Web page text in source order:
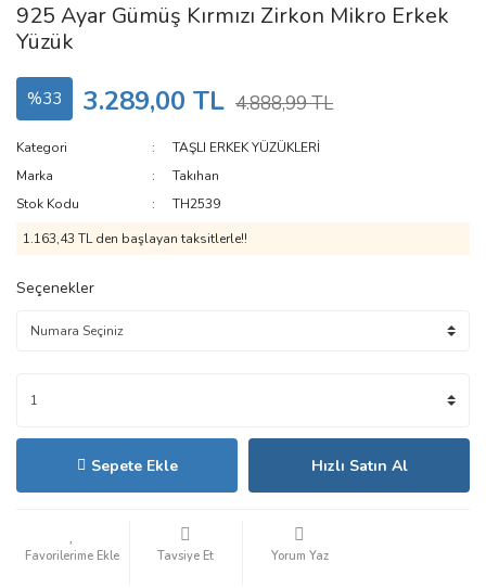
925 Ayar Gümüş Kırmızı Zirkon Mikro Erkek
Yüzük
%33 3.289,00 TL 4.888,99 TL
Kategori
TAŞLI ERKEK YÜZÜKLERİ
Marka
Takıhan
Stok Kodu
TH2539
1.163,43 TL den başlayan taksitlerle!!
Seçenekler
Sepete Ekle Hızlı Satın Al
Tavsiye Et Yorum Yaz